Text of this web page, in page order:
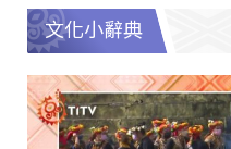
文化小辭典